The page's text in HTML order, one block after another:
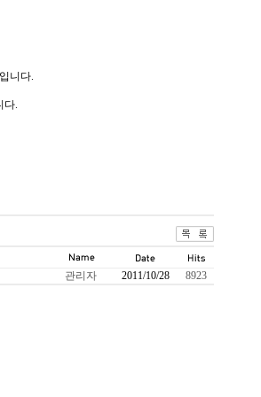
니다.
다.
관리자 2011/10/28 8923